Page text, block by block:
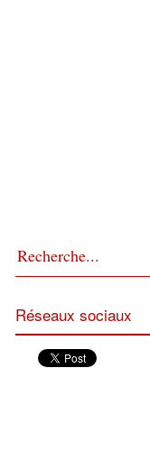
Réseaux sociaux